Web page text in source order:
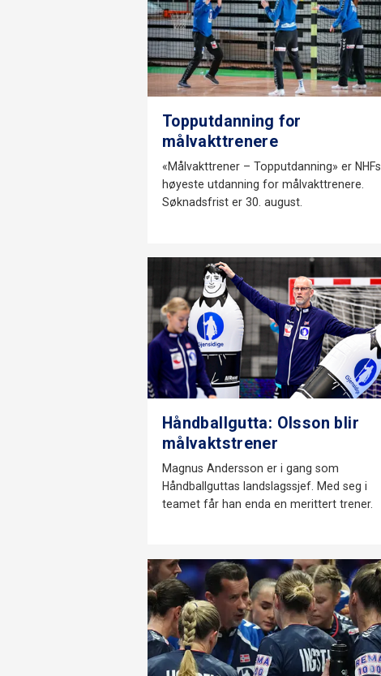
Topputdanning for
målvakttrenere
«Målvakttrener – Topputdanning» er NHFs
høyeste utdanning for målvakttrenere.
Søknadsfrist er 30. august.
Håndballgutta: Olsson blir
målvaktstrener
Magnus Andersson er i gang som
Håndballguttas landslagssjef. Med seg i
teamet får han enda en merittert trener.